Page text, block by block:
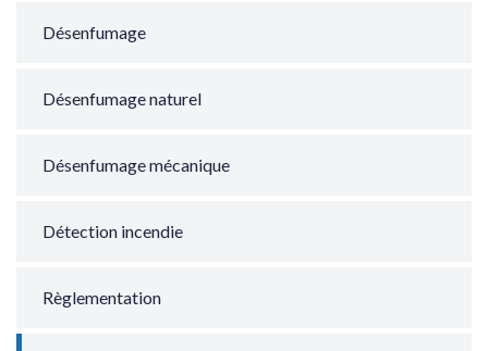
Désenfumage
Désenfumage naturel
Désenfumage mécanique
Détection incendie
Règlementation